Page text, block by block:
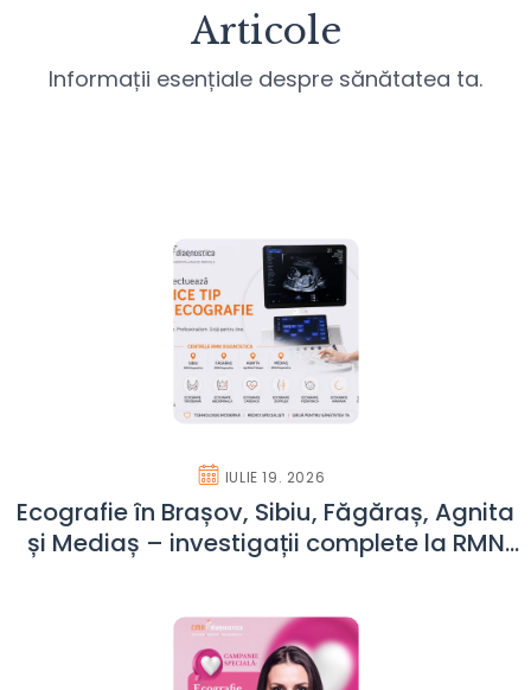
Articole
Informații esențiale despre sănătatea ta.
IULIE 19. 2026
Ecografie în Brașov, Sibiu, Făgăraș, Agnita
și Mediaș – investigații complete la RMN